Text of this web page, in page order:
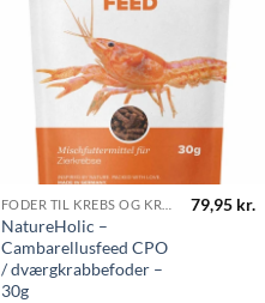
NatureHolic –
Cambarellusfeed CPO
/ dværgkrabbefoder –
30g
79,95 kr.